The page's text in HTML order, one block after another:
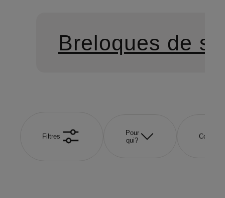
Breloques de
Filtres
Pour
qui?
Couleur